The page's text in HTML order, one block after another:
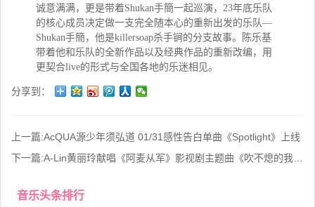
诚意满满，更是带着Shukan手簡一起巡演，23年底乐队
的核心成员决定做一支完全随本心的重新出发的乐队—
Shukan手簡，他是killersoap杀手锏的分支故事。陈乐基
带着他和乐队的全新作品以及经典作品的重新改编，用
更契合live的形式与全国各地的乐迷相见。
分享到：
上一篇:AcQUA源少年须弘道 01/31感性告白单曲《Spotlight》上线
下一篇:A-Lin黄丽玲献唱《阿麦从军》影视剧主题曲《吹不熄的我》今日上线
音乐头条排行